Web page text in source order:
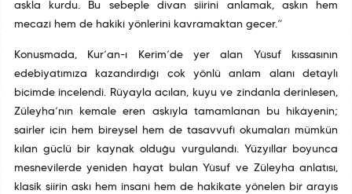
aşkla kurdu. Bu sebeple divan şiirini anlamak, aşkın hem
mecazî hem de hakikî yönlerini kavramaktan geçer.”
Konuşmada, Kur’an-ı Kerim’de yer alan Yûsuf kıssasının
edebiyatımıza kazandırdığı çok yönlü anlam alanı detaylı
biçimde incelendi. Rüyayla açılan, kuyu ve zindanla derinleşen,
Züleyha’nın kemale eren aşkıyla tamamlanan bu hikâyenin;
şairler için hem bireysel hem de tasavvufî okumaları mümkün
kılan güçlü bir kaynak olduğu vurgulandı. Yüzyıllar boyunca
mesnevilerde yeniden hayat bulan Yûsuf ve Züleyha anlatısı,
klasik şiirin aşkı hem insanî hem de hakikate yönelen bir arayış